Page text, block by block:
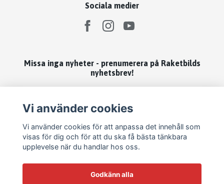
Sociala medier
Missa inga nyheter - prenumerera på Raketbilds
nyhetsbrev!
Vi använder cookies
Vi använder cookies för att anpassa det innehåll som
visas för dig och för att du ska få bästa tänkbara
upplevelse när du handlar hos oss.
Godkänn alla